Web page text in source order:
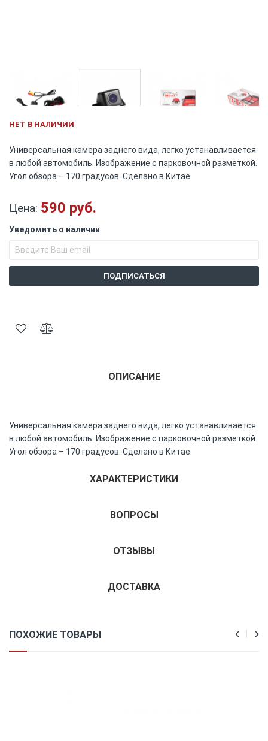
to
beginning
of
the
gallery
НЕТ В НАЛИЧИИ
Универсальная камера заднего вида, легко устанавливается
в любой автомобиль. Изображение с парковочной разметкой.
Угол обзора – 170 градусов. Сделано в Китае.
Цена: 590 руб.
Уведомить о наличии
ПОДПИСАТЬСЯ
ОПИСАНИЕ
Универсальная камера заднего вида, легко устанавливается
в любой автомобиль. Изображение с парковочной разметкой.
Угол обзора – 170 градусов. Сделано в Китае.
ХАРАКТЕРИСТИКИ
ВОПРОСЫ
ОТЗЫВЫ
ДОСТАВКА
ПОХОЖИЕ ТОВАРЫ